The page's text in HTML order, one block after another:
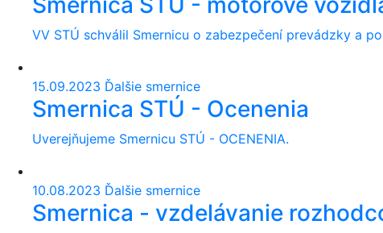
VV STÚ schválil Smernicu o zabezpečení prevádzky a
15.09.2023 Ďalšie smernice
Smernica STÚ - Ocenenia
Uverejňujeme Smernicu STÚ - OCENENIA.
10.08.2023 Ďalšie smernice
Smernica - vzdelávanie